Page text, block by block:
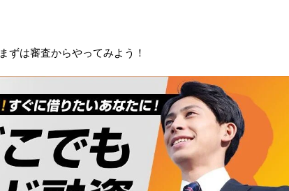
まずは審査からやってみよう！